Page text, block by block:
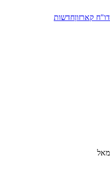
דו"ח קארזוןחדשות